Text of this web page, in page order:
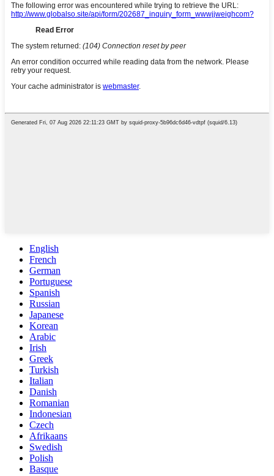
English
French
German
Portuguese
Spanish
Russian
Japanese
Korean
Arabic
Irish
Greek
Turkish
Italian
Danish
Romanian
Indonesian
Czech
Afrikaans
Swedish
Polish
Basque